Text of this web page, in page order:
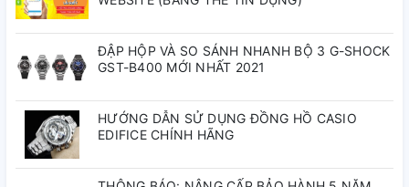
Xử lý bề mặt
Gờ mạ ion màu đen
150 đến 205 mm
Các tính năng của đồng hồ
ĐẬP HỘP VÀ SO SÁNH NHANH BỘ 3 G-SHOCK
GST-B400 MỚI NHẤT 2021
HƯỚNG DẪN SỬ DỤNG ĐỒNG HỒ CASIO
EDIFICE CHÍNH HÃNG